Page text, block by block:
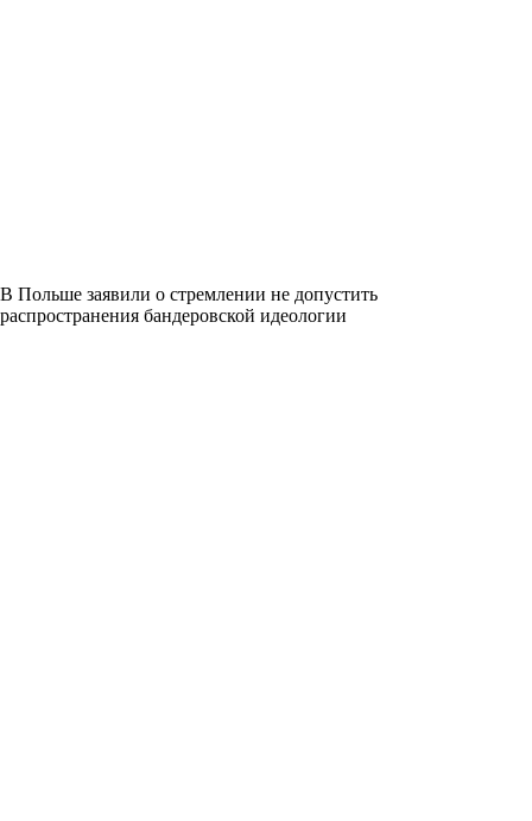
В Польше заявили о стремлении не допустить
распространения бандеровской идеологии